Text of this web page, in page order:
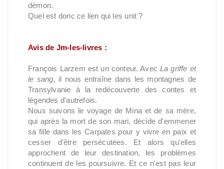
démon.
Quel est donc ce lien qui les unit ?
Avis de Jm-les-livres :
François Larzem est un conteur. AvecLa griffe et
le sang, il nous entraîne dans les montagnes de
Transylvanie à la redécouverte des contes et
légendes d'autrefois.
Nous suivons le voyage de Mina et de sa mère,
qui après la mort de son mari, décide d'emmener
sa fille dans les Carpates pour y vivre en paix et
cesser d'être persécutées. Et alors qu'elles
approchent de leur destination, les problèmes
continuent de les poursuivre. Et ce n'est pas leur